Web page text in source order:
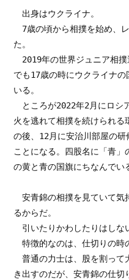
出身はウクライナ。
7歳の頃から相撲を始め、
た。
2019年の世界ジュニア相
でも17歳の時にウクライナ
いる。
ところが2022年2月にロシ
火を逃れて相撲を続けられる
の後、12月に安治川部屋の
ことになる。四股名に「青」
の黄と青の国旗にちなんでい
安青錦の相撲を見ていて気
るからだ。
引いたりかわしたりはしな
特徴的なのは、仕切りの時
普通の力士は、股を割って
き出すのだが、安青錦の仕